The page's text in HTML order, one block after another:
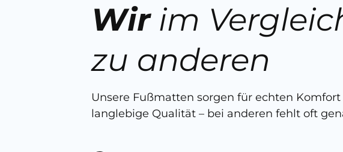
Wirim
zu anderen
Unsere Fußmatten sorgen für echten
langlebige Qualität – bei anderen fehlt oft